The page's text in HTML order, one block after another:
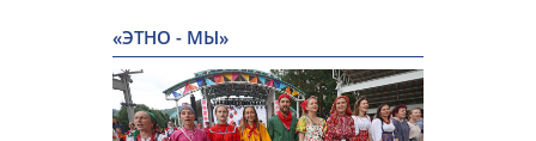
«ЭТНО - МЫ»